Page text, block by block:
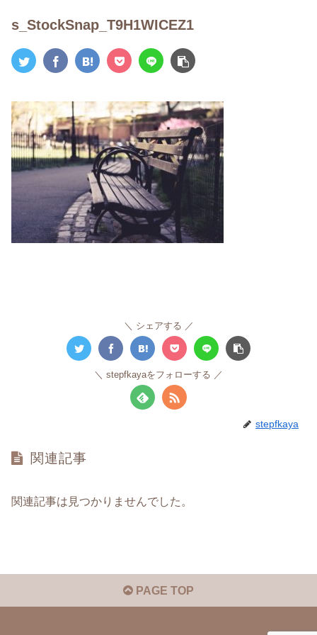
s_StockSnap_T9H1WICEZ1
シェアする
stepfkayaをフォローする
stepfkaya
関連記事
関連記事は見つかりませんでした。
PAGE TOP